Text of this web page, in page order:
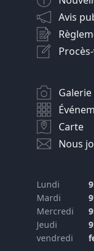
Avis
Carte
Nous
Lundi
Mardi
Mercredi
Jeudi
vendredi